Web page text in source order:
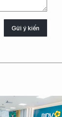
Gửi ý kiến